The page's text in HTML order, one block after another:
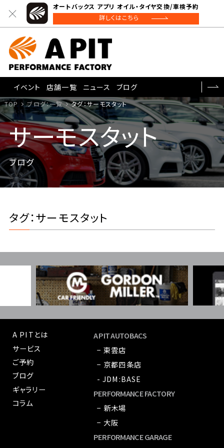
オートバックス アプリ オイル・タイヤ交換/車検予約
詳しくはこちら
イベント 店舗一覧 ニュース ブログ
TOP ブログ：一覧 タグ：サーモスタット
サーモスタット
ブログ
タグ：サーモスタット
A PITとは
サービス
ご予約
ブログ
ギャラリー
コラム
A PIT AUTOBACS
− 東雲店
− 京都四条店
- JDM:BASE
PERFORMANCE FACTORY
− 新木場
− 大阪
PERFORMANCE GARAGE